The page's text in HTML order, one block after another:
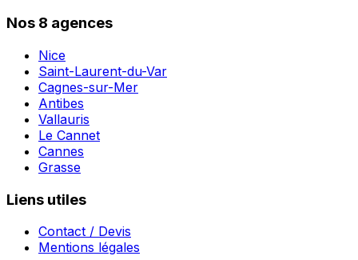
Nos 8 agences
Nice
Saint-Laurent-du-Var
Cagnes-sur-Mer
Antibes
Vallauris
Le Cannet
Cannes
Grasse
Liens utiles
Contact / Devis
Mentions légales